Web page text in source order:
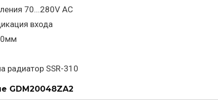
70...280V AC
входа
радиатор SSR-310
GDM20048ZA2